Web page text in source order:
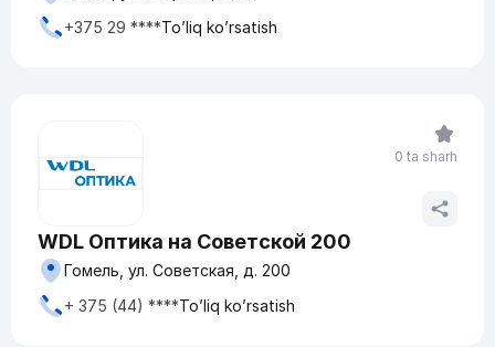
+375 29 ****To’liq ko’rsatish
WDL Оптика на Советской 200
Гомель, ул. Советская, д. 200
+ 375 (44) ****To’liq ko’rsatish
0 ta sharh